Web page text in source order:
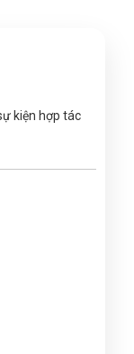
kiện hợp tác